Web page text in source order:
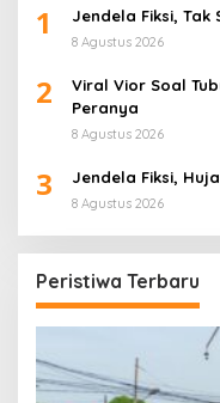
1 Jendela Fiksi, Tak
8 Agustus 2026
2
Viral Vior Soal
Peranya
8 Agustus 2026
3 Jendela Fiksi,
8 Agustus 2026
Peristiwa Terbaru